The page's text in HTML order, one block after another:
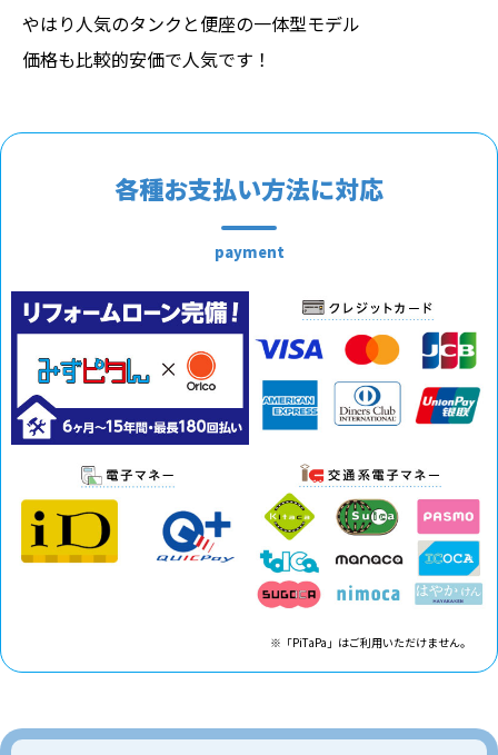
やはり人気のタンクと便座の一体型モデル
価格も比較的安価で人気です！
各種お支払い方法に対応
payment
※「PiTaPa」はご利用いただけません。